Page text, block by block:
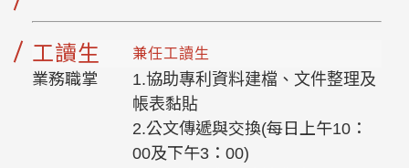
工讀生 兼任工讀生
業務職掌
1.協助專利資料建檔、文件整理及
帳表黏貼
2.公文傳遞與交換(每日上午10：
00及下午3：00)